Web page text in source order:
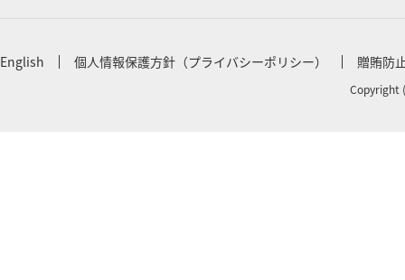
English 個人情報保護方針（プライバシーポリシー） 贈賄防
Copyright